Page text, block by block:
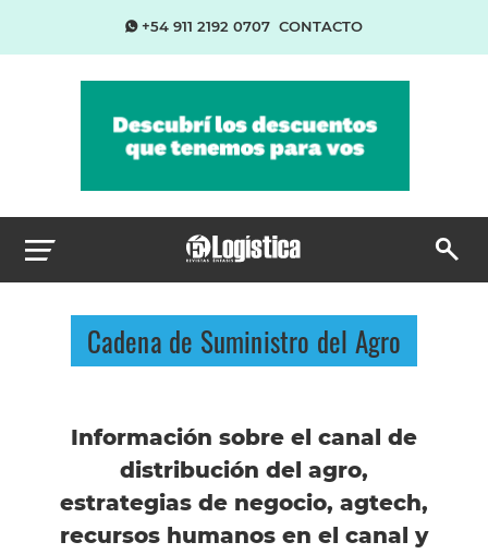
+54 911 2192 0707 CONTACTO
Cadena de Suministro del Agro
Información sobre el canal de
distribución del agro,
estrategias de negocio, agtech,
recursos humanos en el canal y